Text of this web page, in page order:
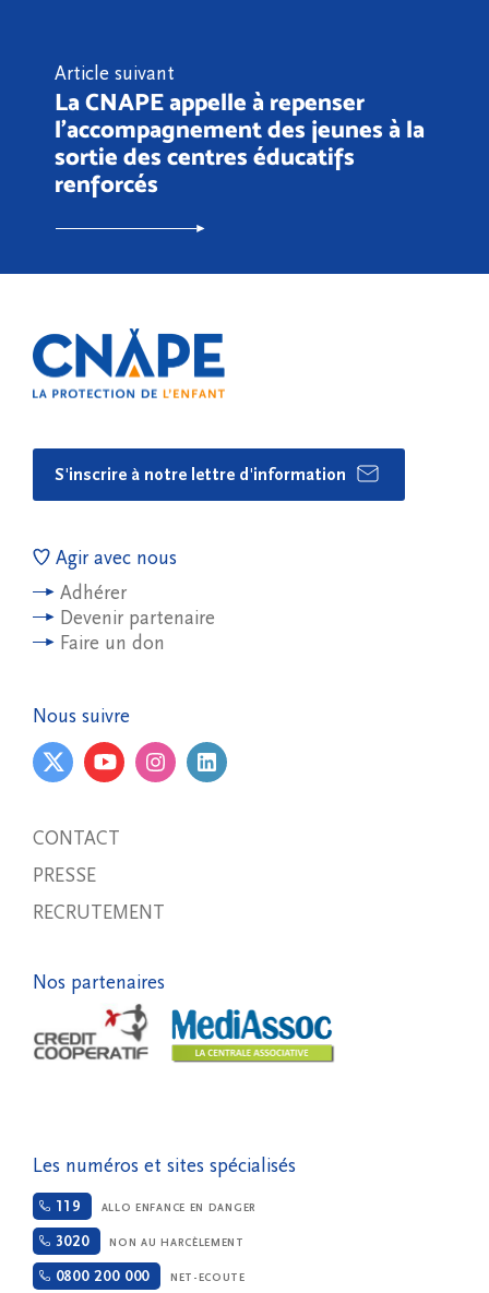
Article suivant
La CNAPE appelle à repenser
l’accompagnement des jeunes à la
sortie des centres éducatifs
renforcés
S'inscrire à notre lettre d'information
Agir avec nous
Adhérer
Devenir partenaire
Faire un don
Nous suivre
CONTACT
PRESSE
RECRUTEMENT
Nos partenaires
Les numéros et sites spécialisés
119 ALLO ENFANCE EN DANGER
3020 NON AU HARCÈLEMENT
0800 200 000 NET-ECOUTE